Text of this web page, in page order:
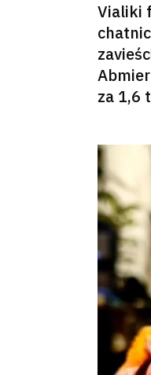
Vialiki
za 1,6